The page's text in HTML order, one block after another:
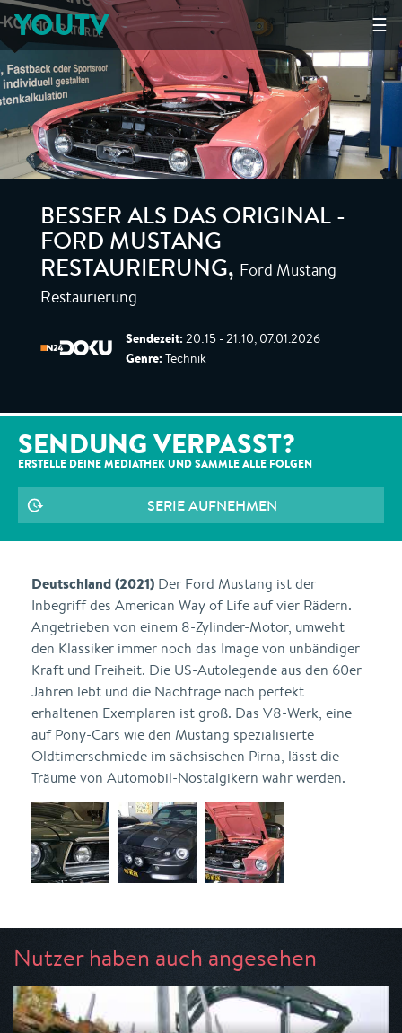
☰
YOUTV
BESSER ALS DAS ORIGINAL -
FORD MUSTANG
RESTAURIERUNG, Ford Mustang
Restaurierung
Sendezeit: 20:15 - 21:10, 07.01.2026
Genre: Technik
SENDUNG VERPASST?
ERSTELLE DEINE MEDIATHEK UND SAMMLE ALLE FOLGEN
SERIE AUFNEHMEN
Deutschland (2021) Der Ford Mustang ist der
Inbegriff des American Way of Life auf vier Rädern.
Angetrieben von einem 8-Zylinder-Motor, umweht
den Klassiker immer noch das Image von unbändiger
Kraft und Freiheit. Die US-Autolegende aus den 60er
Jahren lebt und die Nachfrage nach perfekt
erhaltenen Exemplaren ist groß. Das V8-Werk, eine
auf Pony-Cars wie den Mustang spezialisierte
Oldtimerschmiede im sächsischen Pirna, lässt die
Träume von Automobil-Nostalgikern wahr werden.
Nutzer haben auch angesehen